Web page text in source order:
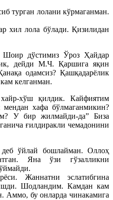
турган лолани кўрмаганман.
хил лола бўлади. Қизилидан
Шоир дўстимиз Ўроз Ҳайдар
дейди М.Ч. Қаршига яқин
одамсиз? Қашқадарёлик
келганман.
хўш қилдик. Кайфиятим
хафа бўлмаганмикин?
У бир жилмайди-да” Биза
ғилдиракли чемадонини
ўйлай бошлайман. Оллоҳ
Яна ўзи гўзалликни
Жаннатни эслатибгина
Шодландим. Камдан кам
Аммо, бу онларда чинакамига